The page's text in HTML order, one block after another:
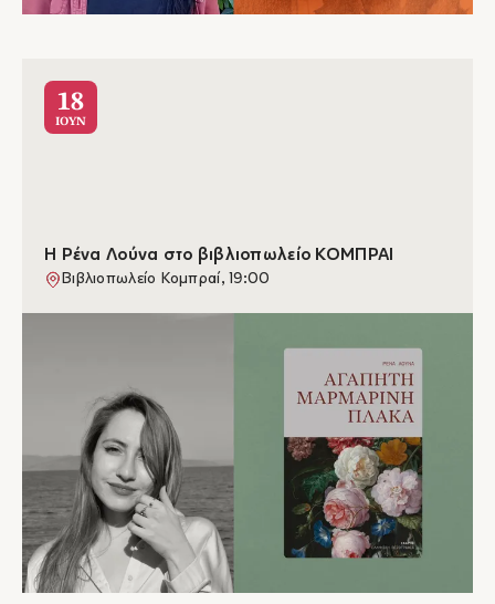
18
ΙΟΥΝ
Η Ρένα Λούνα στο βιβλιοπωλείο ΚΟΜΠΡΑΙ
Βιβλιοπωλείο Κομπραί, 19:00